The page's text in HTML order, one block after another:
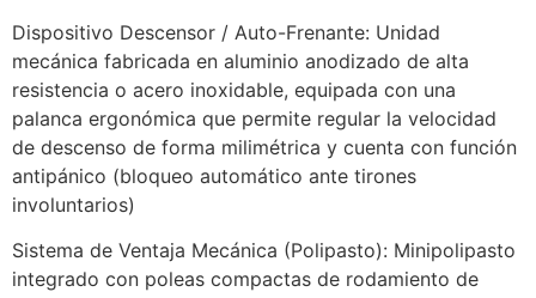
Dispositivo Descensor / Auto-Frenante: Unidad
mecánica fabricada en aluminio anodizado de alta
resistencia o acero inoxidable, equipada con una
palanca ergonómica que permite regular la velocidad
de descenso de forma milimétrica y cuenta con función
antipánico (bloqueo automático ante tirones
involuntarios)
Sistema de Ventaja Mecánica (Polipasto): Minipolipasto
integrado con poleas compactas de rodamiento de